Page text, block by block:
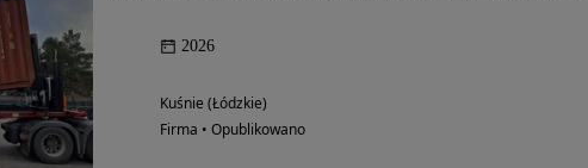
2026
Kuśnie (Łódzkie)
Firma • Opublikowano